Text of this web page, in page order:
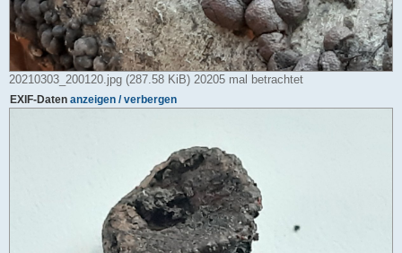
20210303_200120.jpg (287.58 KiB) 20205 mal betrachtet
EXIF-Daten anzeigen / verbergen